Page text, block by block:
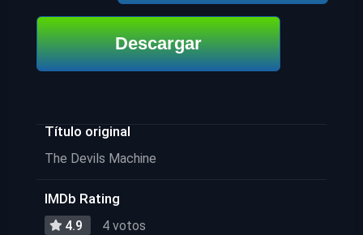
Descargar
Título original
The Devils Machine
IMDb Rating
4.9 4 votos